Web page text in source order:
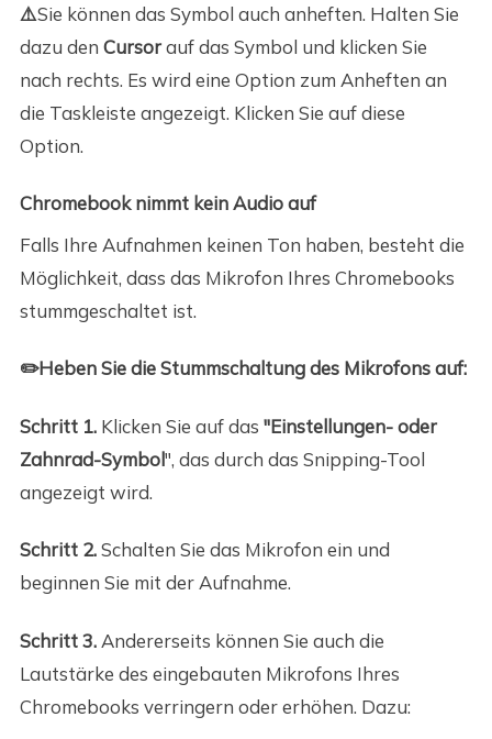
⚠️Sie können das Symbol auch anheften. Halten Sie
dazu den Cursorauf das Symbol und klicken Sie
nach rechts. Es wird eine Option zum Anheften an
die Taskleiste angezeigt. Klicken Sie auf diese
Option.
Chromebook nimmt kein Audio auf
Falls Ihre Aufnahmen keinen Ton haben, besteht die
Möglichkeit, dass das Mikrofon Ihres Chromebooks
stummgeschaltet ist.
✏️Heben Sie die Stummschaltung des Mikrofons auf:
Schritt 1.Klicken Sie auf das "Einstellungen- oder
Zahnrad-Symbol", das durch das Snipping-Tool
angezeigt wird.
Schritt 2.Schalten Sie das Mikrofon ein und
beginnen Sie mit der Aufnahme.
Schritt 3.Andererseits können Sie auch die
Lautstärke des eingebauten Mikrofons Ihres
Chromebooks verringern oder erhöhen. Dazu: